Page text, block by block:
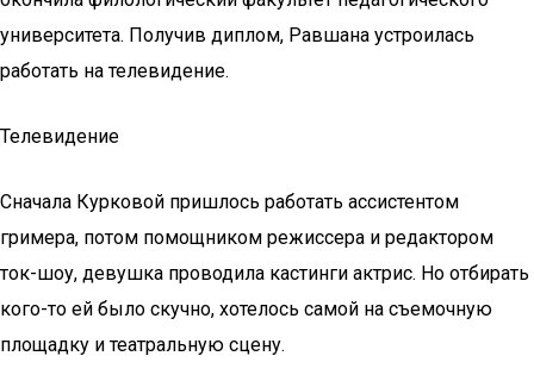
университета. Получив диплом, Равшана устроилась
работать на телевидение.
Телевидение
Сначала Курковой пришлось работать ассистентом
гримера, потом помощником режиссера и редактором
ток-шоу, девушка проводила кастинги актрис. Но отбирать
кого-то ей было скучно, хотелось самой на съемочную
площадку и театральную сцену.